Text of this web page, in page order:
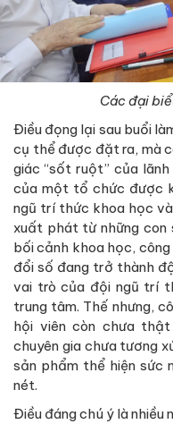
Các đại
Điều đọng lại sau buổi
cụ thể được đặt ra, mà
giác “sốt ruột” của
của một tổ chức được
ngũ trí thức khoa học
xuất phát từ những con
bối cảnh khoa học,
đổi số đang trở thành
vai trò của đội ngũ trí
trung tâm. Thế nhưng,
hội viên còn chưa
chuyên gia chưa tương
sản phẩm thể hiện sức
nét.
Điều đáng chú ý là nhiều